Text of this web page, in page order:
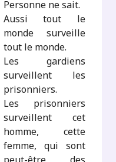
Personne ne sait.
Aussi tout le
monde surveille
tout le monde.
Les gardiens
surveillent les
prisonniers.
Les prisonniers
surveillent cet
homme, cette
femme, qui sont